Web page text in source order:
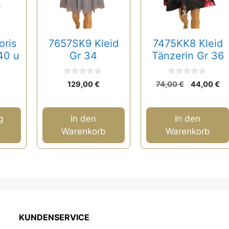
u
7657SK9 Kleid
Gr 34
0
5
129,00€
In den
Warenkorb
7475KK8 Kleid
Tänzerin Gr 36
0
v
5
74,00€
war:
74,00 €
44,00€
ist:
In den
Warenkorb
KUNDENSERVICE